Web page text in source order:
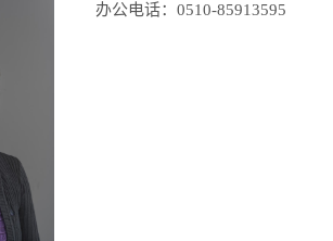
办公电话：0510-85913595